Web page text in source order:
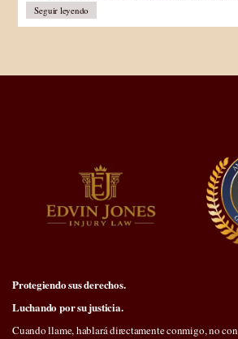
Seguir leyendo
Protegiendo sus derechos.
Luchando por su justicia.
Cuando llame, hablará directamente conmigo, no con